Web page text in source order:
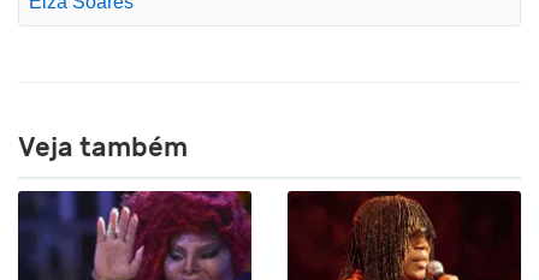
Veja também